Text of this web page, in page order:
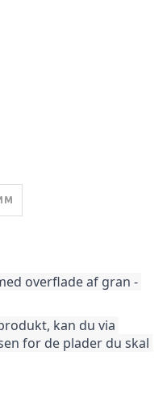
overflade af gran -
kan du via
for de plader du skal